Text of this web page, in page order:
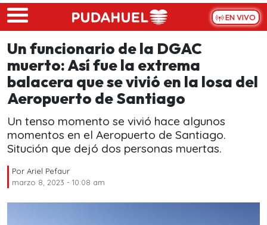
Skip to main content
EN VIVO
Un funcionario de la DGAC
muerto: Así fue la extrema
balacera que se vivió en la losa del
Aeropuerto de Santiago
Un tenso momento se vivió hace algunos
momentos en el Aeropuerto de Santiago.
Situción que dejó dos personas muertas.
Por Ariel Pefaur
marzo 8, 2023 - 10:08 am